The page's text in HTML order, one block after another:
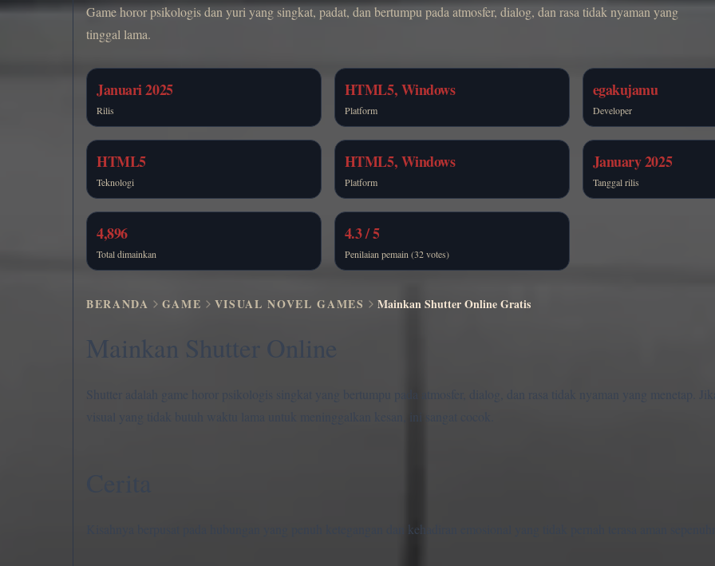
Game horor psikologis dan yuri yang singkat, padat, dan bertumpu pada atmosfer, dialog, dan rasa tidak nyaman yang
tinggal lama.
Januari 2025
Rilis
HTML5, Windows
Platform
egakujamu
Developer
HTML5
Teknologi
HTML5, Windows
Platform
January 2025
Tanggal rilis
4,896
Total dimainkan
4.3 / 5
Penilaian pemain (32 votes)
BERANDA GAME VISUAL NOVEL GAMES Mainkan Shutter Online Gratis
Mainkan Shutter Online
Shutter adalah game horor psikologis singkat yang bertumpu pada atmosfer, dialog, dan rasa tidak nyaman yang menetap.
visual yang tidak butuh waktu lama untuk meninggalkan kesan, ini sangat cocok.
Kisahnya berpusat pada hubungan yang penuh ketegangan dan kehadiran emosional yang tidak pernah terasa aman